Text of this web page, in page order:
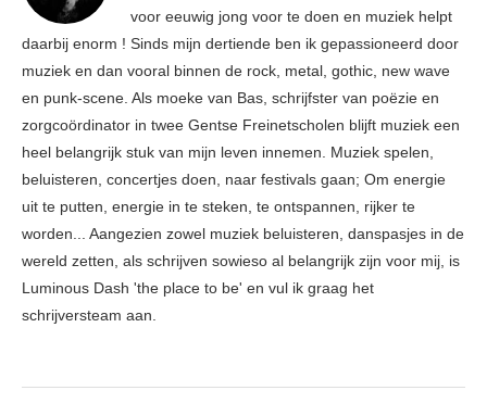
voor eeuwig jong voor te doen en muziek helpt
daarbij enorm ! Sinds mijn dertiende ben ik gepassioneerd door
muziek en dan vooral binnen de rock, metal, gothic, new wave
en punk-scene. Als moeke van Bas, schrijfster van poëzie en
zorgcoördinator in twee Gentse Freinetscholen blijft muziek een
heel belangrijk stuk van mijn leven innemen. Muziek spelen,
beluisteren, concertjes doen, naar festivals gaan; Om energie
uit te putten, energie in te steken, te ontspannen, rijker te
worden... Aangezien zowel muziek beluisteren, danspasjes in de
wereld zetten, als schrijven sowieso al belangrijk zijn voor mij, is
Luminous Dash 'the place to be' en vul ik graag het
schrijversteam aan.